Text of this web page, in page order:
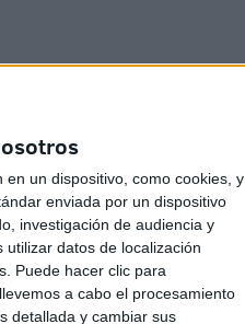
un dispositivo, como cookies, y
enviada por un dispositivo
investigación de audiencia y
datos de localización
Puede hacer clic para
a cabo el procesamiento
detallada y cambiar sus
es